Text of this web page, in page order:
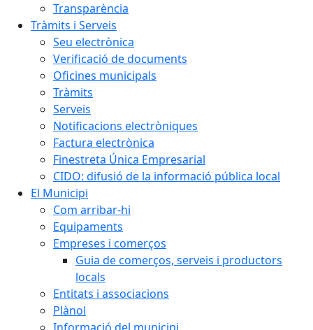
Transparència
Tràmits i Serveis
Seu electrònica
Verificació de documents
Oficines municipals
Tràmits
Serveis
Notificacions electròniques
Factura electrònica
Finestreta Única Empresarial
CIDO: difusió de la informació pública local
El Municipi
Com arribar-hi
Equipaments
Empreses i comerços
Guia de comerços, serveis i productors
locals
Entitats i associacions
Plànol